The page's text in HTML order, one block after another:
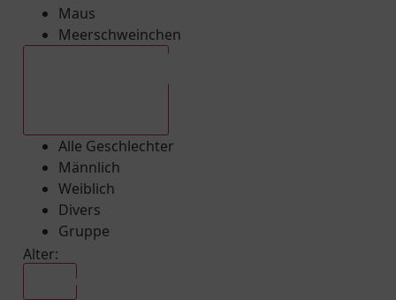
Maus
Meerschweinchen
Alle Geschlechter
Männlich
Weiblich
Divers
Gruppe
Alter: